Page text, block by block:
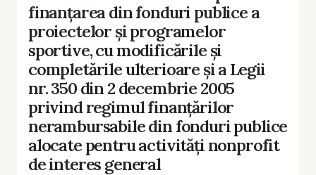
finanţarea din fonduri publice a
proiectelor şi programelor
sportive, cu modificările şi
completările ulterioare şi a Legii
nr. 350 din 2 decembrie 2005
privind regimul finanţărilor
nerambursabile din fonduri publice
alocate pentru activităţi nonprofit
de interes general